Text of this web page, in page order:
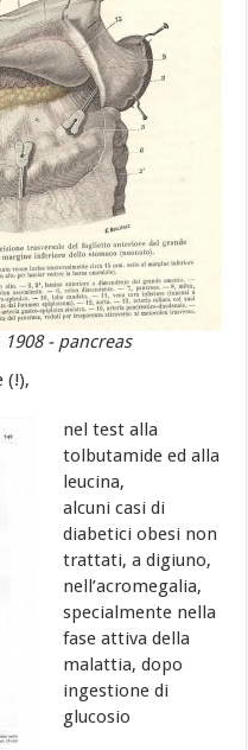
1908 - pancreas
(!),
nel test alla
tolbutamide ed alla
leucina,
alcuni casi di
diabetici obesi non
trattati, a digiuno,
nell’acromegalia,
specialmente nella
fase attiva della
malattia, dopo
ingestione di
glucosio